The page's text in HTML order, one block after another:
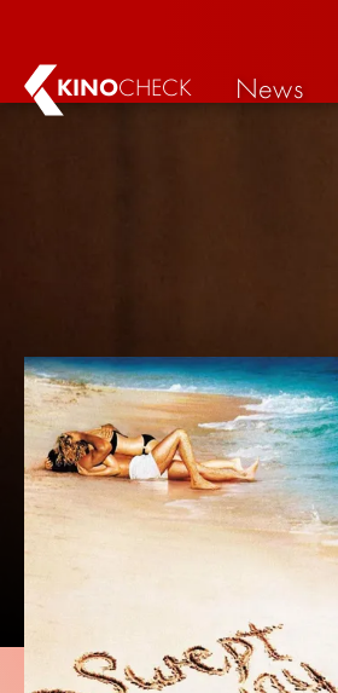
KINOCHECK News